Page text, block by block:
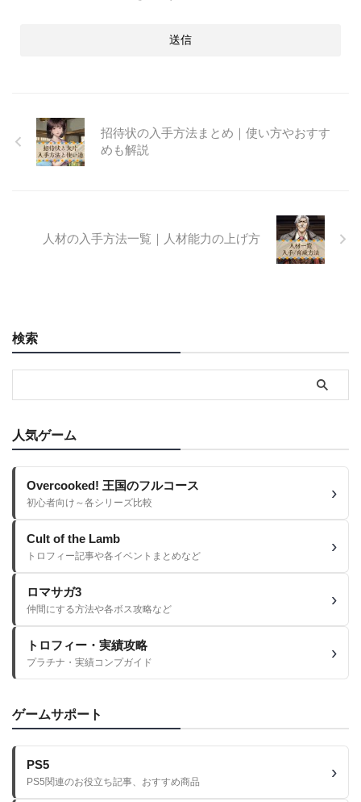
招待状の入手方法まとめ｜使い方やおすす
めも解説
人材の入手方法一覧｜人材能力の上げ方
検索
人気ゲーム
Overcooked! 王国のフルコース
初心者向け～各シリーズ比較
Cult of the Lamb
トロフィー記事や各イベントまとめなど
ロマサガ3
仲間にする方法や各ボス攻略など
トロフィー・実績攻略
プラチナ・実績コンプガイド
ゲームサポート
PS5
PS5関連のお役立ち記事、おすすめ商品